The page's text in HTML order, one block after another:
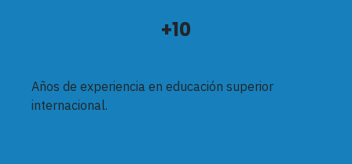
+10
Años de experiencia en educación superior
internacional.